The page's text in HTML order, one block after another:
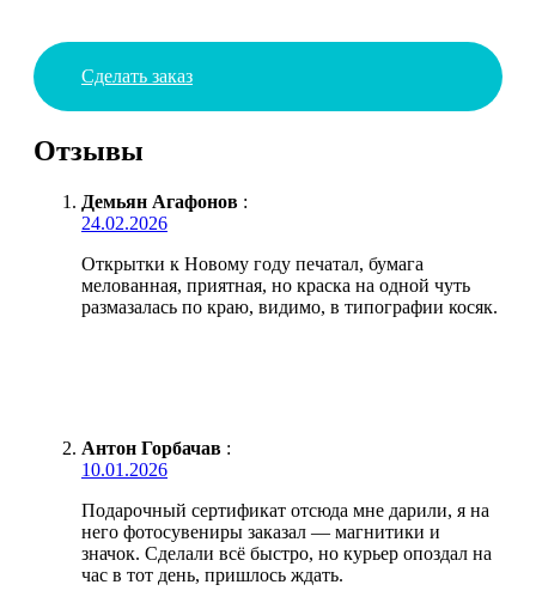
Сделать заказ
Отзывы
Демьян Агафонов :
24.02.2026
Открытки к Новому году печатал, бумага
мелованная, приятная, но краска на одной чуть
размазалась по краю, видимо, в типографии косяк.
Антон Горбачав :
10.01.2026
Подарочный сертификат отсюда мне дарили, я на
него фотосувениры заказал — магнитики и
значок. Сделали всё быстро, но курьер опоздал на
час в тот день, пришлось ждать.